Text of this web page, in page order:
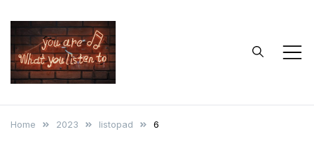
content
…bo muzyka to
życie
Home 2023 listopad 6